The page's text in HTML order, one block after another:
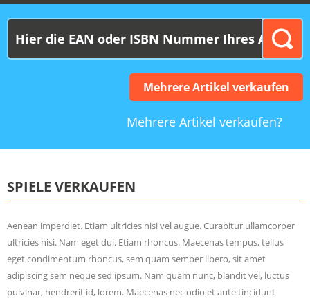
Mehrere Artikel verkaufen
Mehrere Artikel verkaufen?
SPIELE VERKAUFEN
Aenean imperdiet. Etiam ultricies nisi vel augue. Curabitur ullamcorper
ultricies nisi. Nam eget dui. Etiam rhoncus. Maecenas tempus, tellus
eget condimentum rhoncus, sem quam semper libero, sit amet
adipiscing sem neque sed ipsum. Nam quam nunc, blandit vel, luctus
pulvinar, hendrerit id, lorem. Maecenas nec odio et ante tincidunt